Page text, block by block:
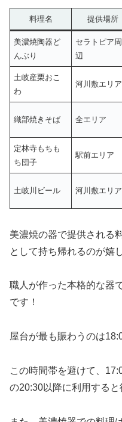
料理名 提供場所
美濃焼陶器ど
んぶり
セラトピア周
辺
土岐産栗おこ
わ
河川敷エリア
織部焼きそば 全エリア
定林寺もちも
ち団子
駅前エリア
土岐川ビール 河川敷エリア
美濃焼の器で提供される
として持ち帰れるのが嬉
職人が作った本格的な器
です！
屋台が最も賑わうのは
この時間帯を避けて、
の20:30以降に利用すると